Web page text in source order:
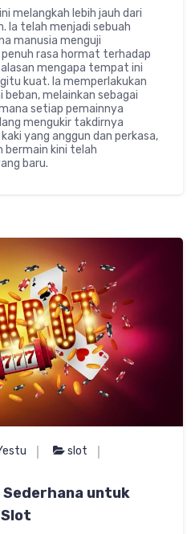
melangkah lebih jauh dari
Ia telah menjadi sebuah
manusia menguji
rasa hormat terhadap
mengapa tempat ini
kuat. Ia memperlakukan
melainkan sebagai
setiap pemainnya
mengukir takdirnya
yang anggun dan perkasa,
bermain kini telah
baru.
slot
untuk